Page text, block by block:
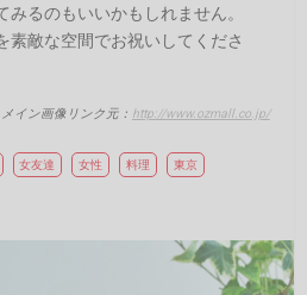
るのもいいかもしれません。
素敵な空間でお祝いしてくださ
メイン画像リンク元： http://www.ozmall.co.jp/
女友達 女性 料理 東京